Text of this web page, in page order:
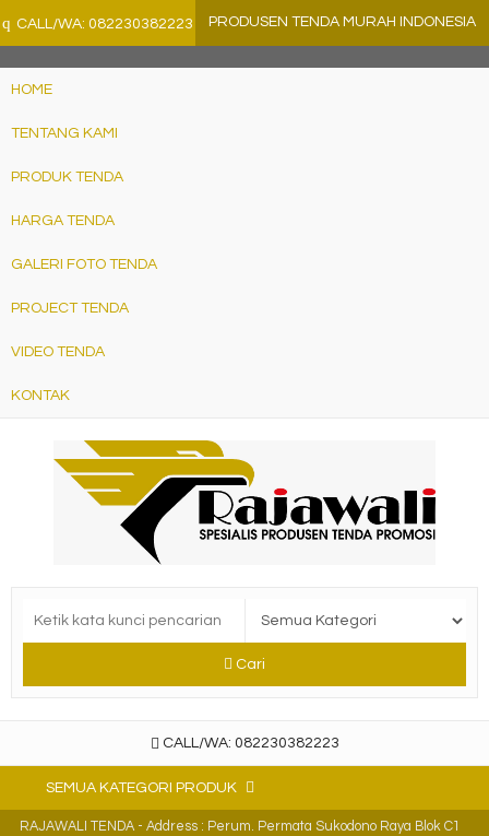
q CALL/WA: 082230382223 PRODUSEN TENDA MURAH INDONESIA
HOME
TENTANG KAMI
PRODUK TENDA
HARGA TENDA
GALERI FOTO TENDA
PROJECT TENDA
VIDEO TENDA
KONTAK
Cari
CALL/WA: 082230382223
SEMUA KATEGORI PRODUK
RAJAWALI TENDA - Address : Perum. Permata Sukodono Raya Blok C1